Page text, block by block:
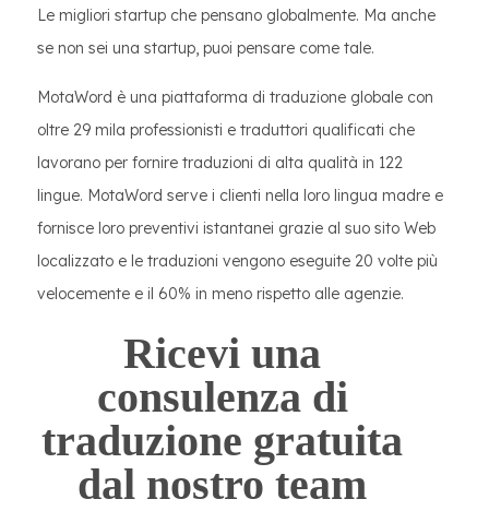
Le migliori startup che pensano globalmente. Ma anche
se non sei una startup, puoi pensare come tale.
MotaWord è una piattaforma di traduzione globale con
oltre 29 mila professionisti e traduttori qualificati che
lavorano per fornire traduzioni di alta qualità in 122
lingue. MotaWord serve i clienti nella loro lingua madre e
fornisce loro preventivi istantanei grazie al suo sito Web
localizzato e le traduzioni vengono eseguite 20 volte più
velocemente e il 60% in meno rispetto alle agenzie.
Ricevi una
consulenza di
traduzione gratuita
dal nostro team